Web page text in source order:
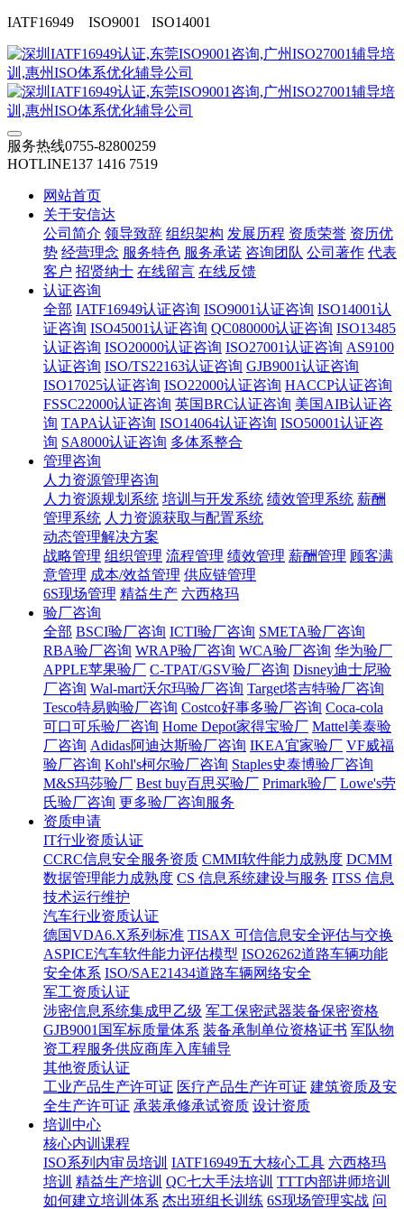
IATF16949 ISO9001 ISO14001
服务热线0755-82800259
HOTLINE137 1416 7519
网站首页
关于安信达
公司简介 领导致辞 组织架构 发展历程 资质荣誉 资历优
势 经营理念 服务特色 服务承诺 咨询团队 公司著作 代表
客户 招贤纳士 在线留言 在线反馈
认证咨询
全部 IATF16949认证咨询 ISO9001认证咨询 ISO14001认
证咨询 ISO45001认证咨询 QC080000认证咨询 ISO13485
认证咨询 ISO20000认证咨询 ISO27001认证咨询 AS9100
认证咨询 ISO/TS22163认证咨询 GJB9001认证咨询
ISO17025认证咨询 ISO22000认证咨询 HACCP认证咨询
FSSC22000认证咨询 英国BRC认证咨询 美国AIB认证咨
询 TAPA认证咨询 ISO14064认证咨询 ISO50001认证咨
询 SA8000认证咨询 多体系整合
管理咨询
人力资源管理咨询
人力资源规划系统 培训与开发系统 绩效管理系统 薪酬
管理系统 人力资源获取与配置系统
动态管理解决方案
战略管理 组织管理 流程管理 绩效管理 薪酬管理 顾客满
意管理 成本/效益管理 供应链管理
6S现场管理 精益生产 六西格玛
验厂咨询
全部 BSCI验厂咨询 ICTI验厂咨询 SMETA验厂咨询
RBA验厂咨询 WRAP验厂咨询 WCA验厂咨询 华为验厂
APPLE苹果验厂 C-TPAT/GSV验厂咨询 Disney迪士尼验
厂咨询 Wal-mart沃尔玛验厂咨询 Target塔吉特验厂咨询
Tesco特易购验厂咨询 Costco好事多验厂咨询 Coca-cola
可口可乐验厂咨询 Home Depot家得宝验厂 Mattel美泰验
厂咨询 Adidas阿迪达斯验厂咨询 IKEA宜家验厂 VF威福
验厂咨询 Kohl's柯尔验厂咨询 Staples史泰博验厂咨询
M&S玛莎验厂 Best buy百思买验厂 Primark验厂 Lowe's劳
氏验厂咨询 更多验厂咨询服务
资质申请
IT行业资质认证
CCRC信息安全服务资质 CMMI软件能力成熟度 DCMM
数据管理能力成熟度 CS 信息系统建设与服务 ITSS 信息
技术运行维护
汽车行业资质认证
德国VDA6.X系列标准 TISAX 可信信息安全评估与交换
ASPICE汽车软件能力评估模型 ISO26262道路车辆功能
安全体系 ISO/SAE21434道路车辆网络安全
军工资质认证
涉密信息系统集成甲乙级 军工保密武器装备保密资格
GJB9001国军标质量体系 装备承制单位资格证书 军队物
资工程服务供应商库入库辅导
其他资质认证
工业产品生产许可证 医疗产品生产许可证 建筑资质及安
全生产许可证 承装承修承试资质 设计资质
培训中心
核心内训课程
ISO系列内审员培训 IATF16949五大核心工具 六西格玛
培训 精益生产培训 QC七大手法培训 TTT内部讲师培训
如何建立培训体系 杰出班组长训练 6S现场管理实战 问